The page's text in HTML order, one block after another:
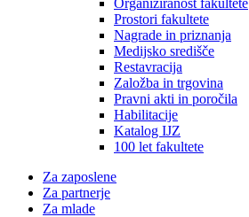
Prostori fakultete
Nagrade in priznanja
Medijsko središče
Restavracija
Založba in trgovina
Pravni akti in poročila
Habilitacije
Katalog IJZ
100 let fakultete
Za zaposlene
Za partnerje
Za mlade